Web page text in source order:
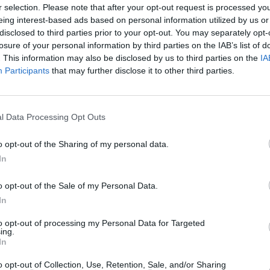
selection. Please note that after your opt-out request is processed
interest-based ads based on personal information utilized by us
to third parties prior to your opt-out. You may separately
of your personal information by third parties on the IAB’s list of
This information may also be disclosed by us to third parties on the
Participants that may further disclose it to other third parties.
Data Processing Opt Outs
opt-out of the Sharing of my personal data.
opt-out of the Sale of my Personal Data.
opt-out of processing my Personal Data for Targeted
opt-out of Collection, Use, Retention, Sale, and/or Sharing
17-jährige Rabea Finck liegt tot in einer Ferienwohnung. Sie wurde drei Tage
als vermisst gemeldet. Der Verdacht einer Entführung liegt nahe, auch
es keine...
vor einer Verhandlung bricht der Rechtsreferendar Fabian Schumann im
Staatsanwalt Bernd...
jährige Rabea Finck liegt tot in einer Ferienwohnung. Sie wurde drei Tage
als vermisst gemeldet. Der Verdacht einer Entführung liegt nahe, auch
tot zusammen. Als offenbar wird, dass Drogen im Spiel waren,
Nikova wird in ihrer Wohnung bestohlen und vergiftet. Oberstaatsanwalt
Reuther leitet die Mordermittlung gemeinsam mit Hauptkommissarin Julia